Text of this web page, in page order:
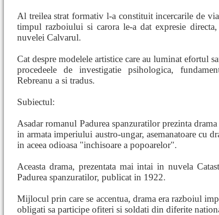
Al treilea strat formativ l-a constituit incercarile de
timpul razboiului si carora le-a dat expresie
nuvelei Calvarul.
Cat despre modelele artistice care au luminat efortul
procedeele de investigatie psihologica,
Rebreanu a si tradus.
Subiectul:
Asadar romanul Padurea spanzuratilor prezinta
in armata imperiului austro-ungar, asemanatoare cu
in aceea odioasa "inchisoare a popoarelor".
Aceasta drama, prezentata mai intai in nuvela
Padurea spanzuratilor, publicat in 1922.
Mijlocul prin care se accentua, drama era razboiul
obligati sa participe ofiteri si soldati din diferite